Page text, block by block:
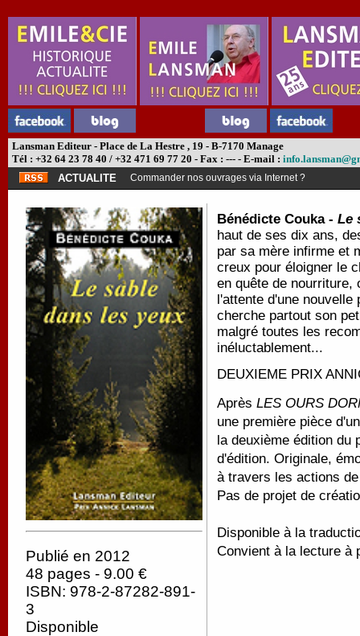
Lansman Editeur - Place de La Hestre , 19 - B-7170 Manage
Tél : +32 64 23 78 40 / +32 471 69 77 20 - Fax : --- - E-mail :
ACTUALITE
Commander nos ouvrages via Internet ?
Publié en 2012
48 pages - 9.00 €
ISBN: 978-2-87282-891-
3
Disponible
Bénédicte Couka - Le
haut de ses dix ans,
par sa mère infirme et
creux pour éloigner le
en quête de nourriture,
l'attente d'une nouvelle
cherche partout son
malgré toutes les
inéluctablement...
DEUXIEME PRIX
Après LES OURS
une première pièce
la deuxième édition du
d'édition. Originale,
à travers les actions
Pas de projet de
Disponible à la
Convient à la lecture à